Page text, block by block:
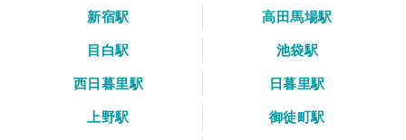
新宿駅
高田馬場駅
目白駅
池袋駅
西日暮里駅
日暮里駅
上野駅
御徒町駅